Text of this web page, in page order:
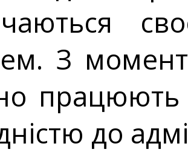
З
працюють
до